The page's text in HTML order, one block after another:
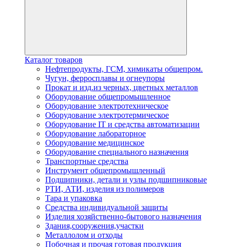
Каталог товаров
Нефтепродукты, ГСМ, химикаты общепром.
Чугун, ферросплавы и огнеупоры
Прокат и изд.из черных, цветных металлов
Оборудование общепромышленное
Оборудование электротехническое
Оборудование электротермическое
Оборудование IT и средства автоматизации
Оборудование лабораторное
Оборудование медицинское
Оборудование специального назначения
Транспортные средства
Инструмент общепромышленный
Подшипники, детали и узлы подшипниковые
РТИ, АТИ, изделия из полимеров
Тара и упаковка
Средства индивидуальной защиты
Изделия хозяйственно-бытового назначения
Здания,сооружения,участки
Металлолом и отходы
Побочная и прочая готовая продукция